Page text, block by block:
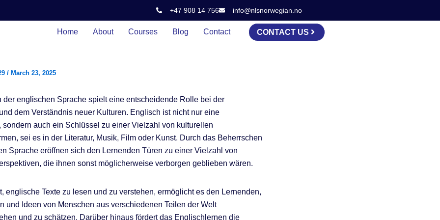
+47 908 14 756 info@nlsnorwegian.no
Home About Courses Blog Contact CONTACT US
/ March 23, 2025
der englischen Sprache spielt eine entscheidende Rolle bei der
dem Verständnis neuer Kulturen. Englisch ist nicht nur eine
sondern auch ein Schlüssel zu einer Vielzahl von kulturellen
sei es in der Literatur, Musik, Film oder Kunst. Durch das Beherrschen
Sprache eröffnen sich den Lernenden Türen zu einer Vielzahl von
die ihnen sonst möglicherweise verborgen geblieben wären.
englische Texte zu lesen und zu verstehen, ermöglicht es den Lernenden,
und Ideen von Menschen aus verschiedenen Teilen der Welt
und zu schätzen. Darüber hinaus fördert das Englischlernen die